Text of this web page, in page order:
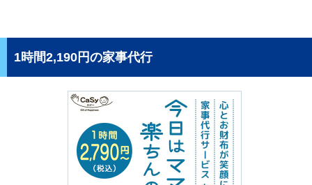
1時間2,190円の家事代行